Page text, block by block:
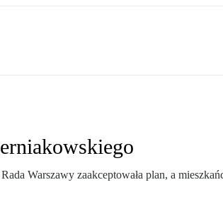
Warszawy zaakceptowała plan, a